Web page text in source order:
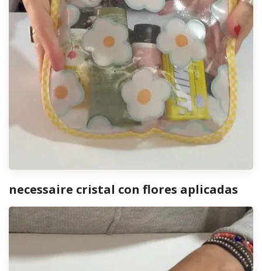
necessaire cristal con flores aplicadas